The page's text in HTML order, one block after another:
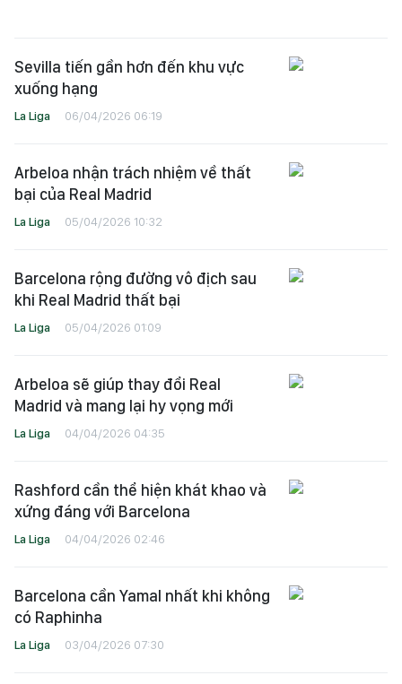
Sevilla tiến gần hơn đến khu vực
xuống hạng
La Liga 06/04/2026 06:19
Arbeloa nhận trách nhiệm về thất
bại của Real Madrid
La Liga 05/04/2026 10:32
Barcelona rộng đường vô địch sau
khi Real Madrid thất bại
La Liga 05/04/2026 01:09
Arbeloa sẽ giúp thay đổi Real
Madrid và mang lại hy vọng mới
La Liga 04/04/2026 04:35
Rashford cần thể hiện khát khao và
xứng đáng với Barcelona
La Liga 04/04/2026 02:46
Barcelona cần Yamal nhất khi không
có Raphinha
La Liga 03/04/2026 07:30